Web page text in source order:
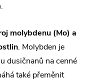
molybdenu (Mo) a
. Molybden je
dusičnanů na cenné
také přeměnit